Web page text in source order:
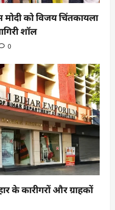
मोदी को विजय चिंतकायला
शॉल
0
के कारीगरों और ग्राहकों